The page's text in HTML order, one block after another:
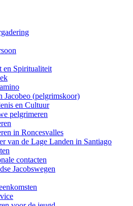
en Spiritualiteit
Jacobeo (pelgrimskoor)
en Cultuur
pelgrimeren
in Roncesvalles
van de Lage Landen in Santiago
contacten
Jacobswegen